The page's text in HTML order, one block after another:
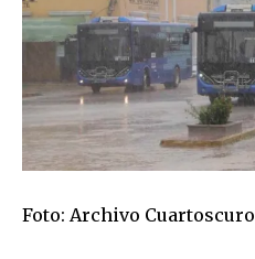
Foto: Archivo Cuartoscuro